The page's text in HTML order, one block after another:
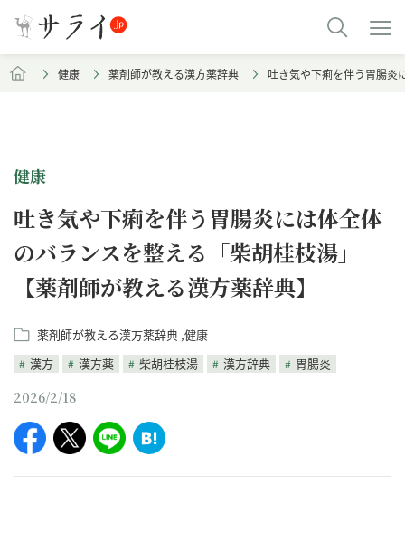
健康 薬剤師が教える漢方薬辞典 吐き気や下痢を伴う胃腸炎
健康
吐き気や下痢を伴う胃腸炎には体全体
のバランスを整える「柴胡桂枝湯」
【薬剤師が教える漢方薬辞典】
薬剤師が教える漢方薬辞典 健康
漢方
漢方薬 柴胡桂枝湯 漢方辞典 胃腸炎
2026/2/18